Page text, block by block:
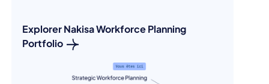
Explorer Nakisa Workforce Planning
Portfolio